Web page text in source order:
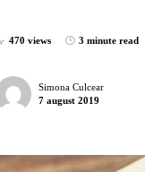
470 views 3 minute read
Simona Culcear
7 august 2019